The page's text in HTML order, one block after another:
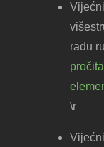
radu
\r